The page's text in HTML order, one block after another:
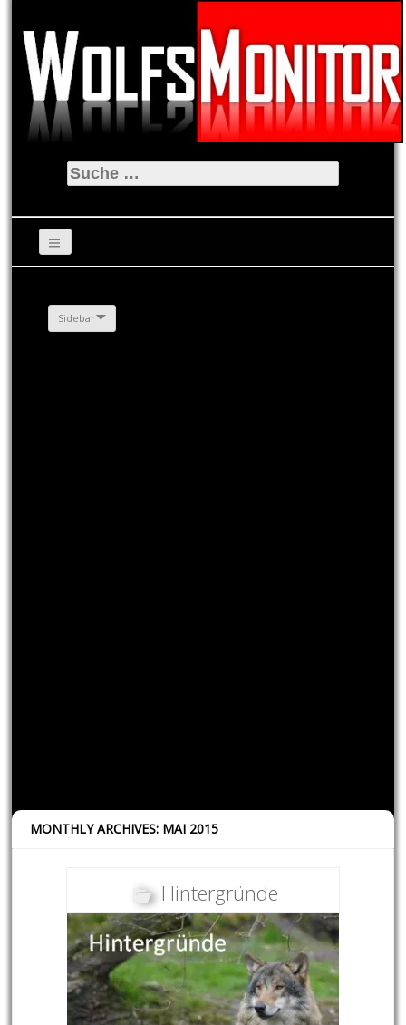
Suche
nach:
Sidebar
MONTHLY ARCHIVES: MAI 2015
Hintergründe